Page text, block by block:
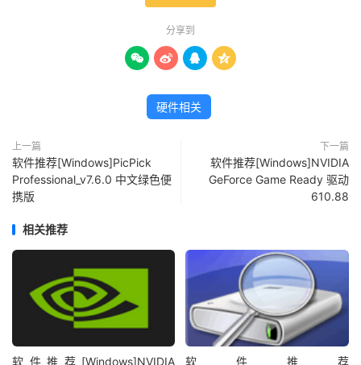
分享到
   
硬件相关
上一篇
软件推荐[Windows]PicPick
Professional_v7.6.0 中文绿色便
携版
下一篇
软件推荐[Windows]NVIDIA
GeForce Game Ready 驱动
610.88
相关推荐
软件推荐[Windows]NVIDIA
软件推荐